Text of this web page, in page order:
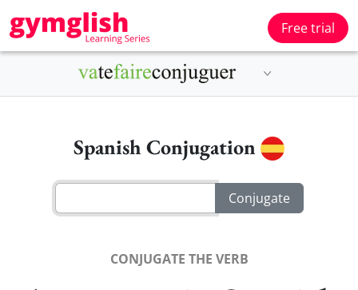
Free trial
Spanish Conjugation
CONJUGATE THE VERB